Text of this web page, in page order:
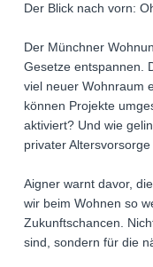
Der Blick nach vorn:
Der Münchner
Gesetze entspannen.
viel neuer Wohnraum
können Projekte
aktiviert? Und wie
privater
Aigner warnt davor,
wir beim Wohnen so
Zukunftschancen.
sind, sondern für die